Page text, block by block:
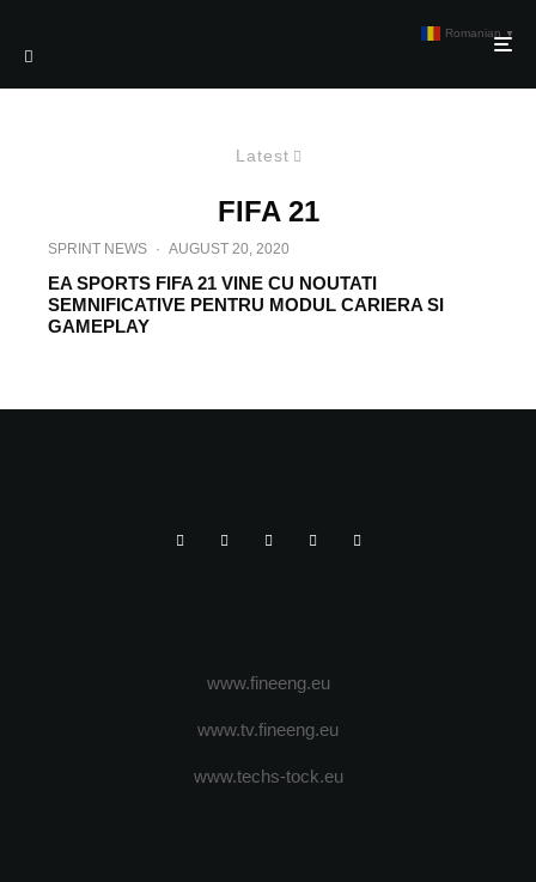
Latest
FIFA 21
SPRINT NEWS · AUGUST 20, 2020
EA SPORTS FIFA 21 VINE CU NOUTATI
SEMNIFICATIVE PENTRU MODUL CARIERA SI
GAMEPLAY
www.fineeng.eu
www.tv.fineeng.eu
www.techs-tock.eu
Romanian ▼